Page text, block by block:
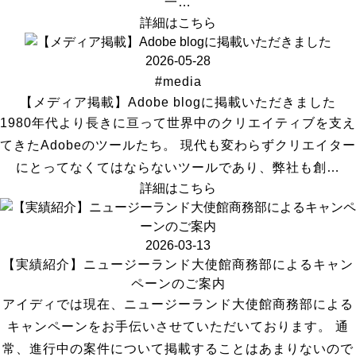
詳細はこちら
2026-05-28
#media
【メディア掲載】Adobe blogに掲載いただきました
1980年代より長きに亘って世界中のクリエイティブを支え
てきたAdobeのツールたち。 現代も変わらずクリエイター
にとってなくてはならないツールであり、弊社も創…
詳細はこちら
2026-03-13
【実績紹介】ニュージーランド大使館商務部によるキャン
ペーンのご案内
アイディでは現在、ニュージーランド大使館商務部による
キャンペーンをお手伝いさせていただいております。 通
常、進行中の案件について掲載することはあまりないので